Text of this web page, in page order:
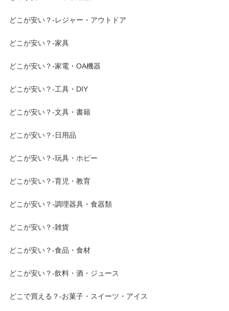
どこが安い？-レジャー・アウトドア
どこが安い？-家具
どこが安い？-家電・OA機器
どこが安い？-工具・DIY
どこが安い？-文具・書籍
どこが安い？-日用品
どこが安い？-玩具・ホビー
どこが安い？-育児・教育
どこが安い？-調理器具・食器類
どこが安い？-雑貨
どこが安い？-食品・食材
どこが安い？-飲料・酒・ジュース
どこで買える？-お菓子・スイーツ・アイス